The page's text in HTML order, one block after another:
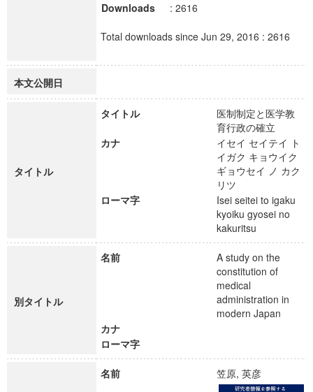
Downloads
: 2616
Total downloads since Jun 29, 2016 : 2616
本文公開日
タイトル
タイトル
医制制定と医学教
育行政の確立
カナ
イセイ セイテイ ト
イガク キョウイク
ギョウセイ ノ カク
リツ
ローマ字
Isei seitei to igaku
kyoiku gyosei no
kakuritsu
別タイトル
名前
A study on the
constitution of
medical
administration in
modern Japan
カナ
ローマ字
名前 笠原, 英彦